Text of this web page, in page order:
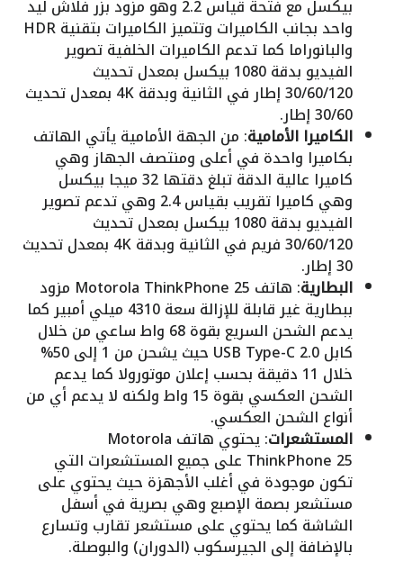
بيكسل مع فتحة قياس 2.2 وهو مزود بزر فلاش ليد
واحد بجانب الكاميرات وتتميز الكاميرات بتقنية HDR
والبانوراما كما تدعم الكاميرات الخلفية تصوير
الفيديو بدقة 1080 بيكسل بمعدل تحديث
30/60/120 إطار في الثانية وبدقة 4K بمعدل تحديث
30/60 إطار.
الكاميرا الأمامية: من الجهة الأمامية يأتي الهاتف
بكاميرا واحدة في أعلى ومنتصف الجهاز وهي
كاميرا عالية الدقة تبلغ دقتها 32 ميجا بيكسل
وهي كاميرا تقريب بقياس 2.4 وهي تدعم تصوير
الفيديو بدقة 1080 بيكسل بمعدل تحديث
30/60/120 فريم في الثانية وبدقة 4K بمعدل تحديث
30 إطار.
البطارية : هاتف Motorola ThinkPhone 25 مزود
ببطارية غير قابلة للإزالة سعة 4310 ميلي أمبير كما
يدعم الشحن السريع بقوة 68 واط ساعي من خلال
كابل USB Type-C 2.0 حيث يشحن من 1 إلى 50%
خلال 11 دقيقة بحسب إعلان موتورولا كما يدعم
الشحن العكسي بقوة 15 واط ولكنه لا يدعم أي من
أنواع الشحن العكسي.
المستشعرات : يحتوي هاتف Motorola
ThinkPhone 25 على جميع المستشعرات التي
تكون موجودة في أغلب الأجهزة حيث يحتوي على
مستشعر بصمة الإصبع وهي بصرية في أسفل
الشاشة كما يحتوي على مستشعر تقارب وتسارع
بالإضافة إلى الجيرسكوب (الدوران) والبوصلة.